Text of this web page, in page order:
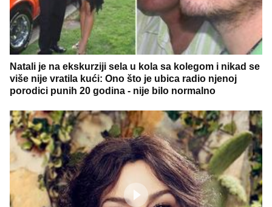
Natali je na ekskurziji sela u kola sa kolegom i nikad se
više nije vratila kući: Ono što je ubica radio njenoj
porodici punih 20 godina - nije bilo normalno